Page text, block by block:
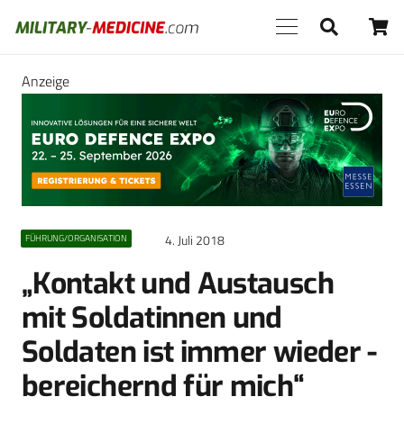
Anzeige
FÜHRUNG/ORGANISATION 4. Juli 2018
„Kontakt und Austausch
mit Soldatinnen und
Soldaten ist immer wieder ­
bereichernd für mich“